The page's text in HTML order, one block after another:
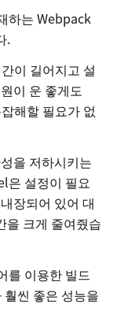
하는 Webpack
.
이 길어지고 설
이 운 좋게도
해할 필요가 없
을 저하시키는
은 설정이 필요
장되어 있어 대
을 크게 줄여줬습
를 이용한 빌드
씬 좋은 성능을